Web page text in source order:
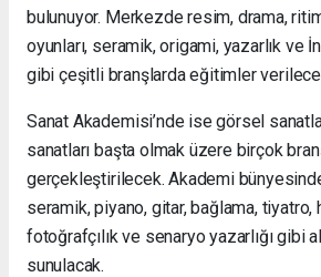
bulunuyor. Merkezde resim, drama,
oyunları, seramik, origami, yazarlık ve
gibi çeşitli branşlarda eğitimler
Sanat Akademisi’nde ise görsel
sanatları başta olmak üzere birçok
gerçekleştirilecek. Akademi
seramik, piyano, gitar, bağlama, tiyatro,
fotoğrafçılık ve senaryo yazarlığı gibi
sunulacak.